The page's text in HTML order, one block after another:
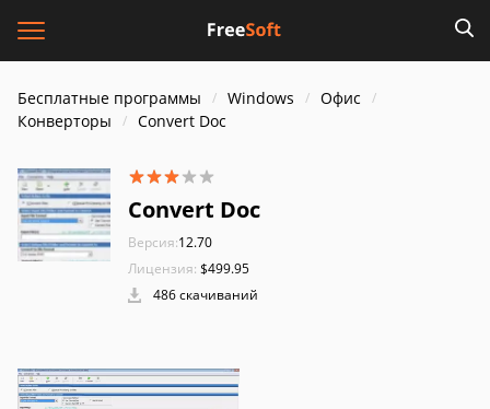
Бесплатные программы Windows
Офис
Конверторы
Convert Doc
Convert Doc
Версия:12.70
Лицензия: $499.95
486 скачиваний